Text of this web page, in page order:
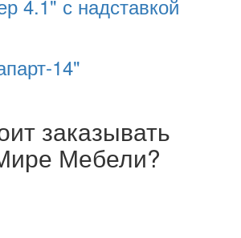
4.1" с надставкой
14"
заказывать
Мебели?